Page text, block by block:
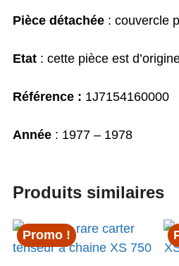
Pièce détachée : couvercle
Etat : cette pièce est
Référence : 1J7154160000
Année : 1977 – 1978
Produits similaires
Promo !